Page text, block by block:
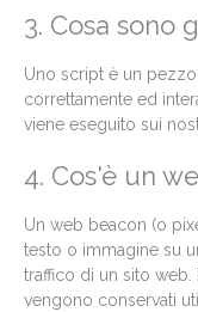
3. Cosa sono
Uno script è un
correttamente ed
viene eseguito sui
4. Cos'è un
Un web beacon (o
testo o immagine su
traffico di un sito web.
vengono conservati